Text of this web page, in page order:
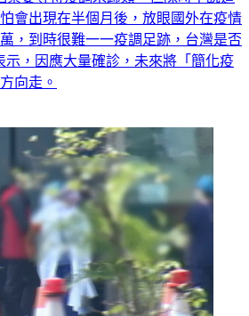
會出現在半個月後，放眼國外在疫情
，到時很難一一疫調足跡，台灣是否
示，因應大量確診，未來將「簡化疫
向走。